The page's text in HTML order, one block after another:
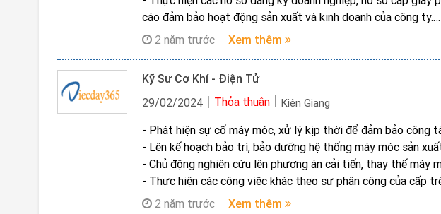
- Thực hiện các công việc chuyên môn và công việc khác
cáo đảm bảo hoạt động sản xuất và kinh doanh của công ty.
- Tham gia phối hợp giải quyết các tranh chấp, khiếu nại, xử
- Tham gia đàm phán và đại diện cho công ty trong các
cơ quan quản lý và tổ chức có liên quan về các vấn đề pháp lý.
2 năm trước Xem thêm
Kỹ Sư Cơ Khí - Điện Tử
29/02/2024
Thỏa thuận Kiên Giang
- Phát hiện sự cố máy móc, xử lý kịp thời để đảm bảo công
- Lên kế hoạch bảo trì, bảo dưỡng hệ thống máy móc sản
- Chủ động nghiên cứu lên phương án cải tiến, thay thế máy
- Thực hiện các công việc khác theo sự phân công của cấp
2 năm trước
Xem thêm